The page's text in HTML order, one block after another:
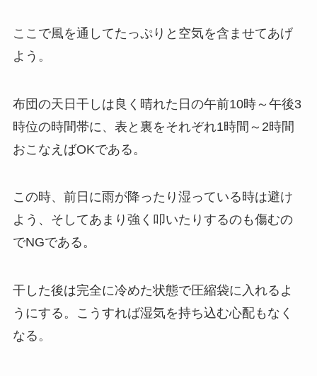
ここで風を通してたっぷりと空気を含ませてあげ
よう。
布団の天日干しは良く晴れた日の午前10時～午後3
時位の時間帯に、表と裏をそれぞれ1時間～2時間
おこなえばOKである。
この時、前日に雨が降ったり湿っている時は避け
よう、そしてあまり強く叩いたりするのも傷むの
でNGである。
干した後は完全に冷めた状態で圧縮袋に入れるよ
うにする。こうすれば湿気を持ち込む心配もなく
なる。